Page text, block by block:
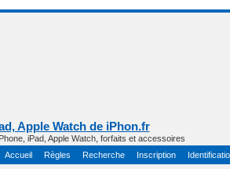
Apple Watch de iPhon.fr
iPad, Apple Watch, forfaits et accessoires
Accueil Règles Recherche Inscription